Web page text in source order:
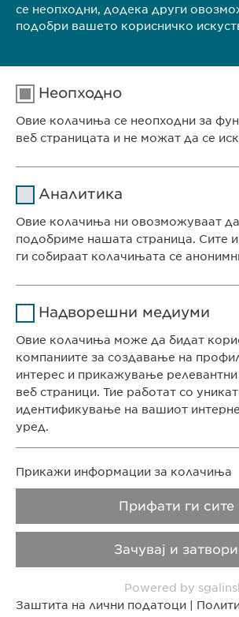
Антон Попов 1-2/3
Телефон.: +389 (0)2 511 35 99
е-пошта:info@ewopharma.mk
Евофарма АГ
Антон Попов 1-2/3
Скопје, Северна
КОНТАКТ
Заштита на лични
податоци
Импресум Правни
Copyright ©
се неопходни, додека други
подобри вашето корисничко
Неопходно
Овие колачиња се неопходни за
веб страницата и не можат да се
sgalinski
Времетраење
Цел
согласност за
Аналитика
Овие колачиња ни овозможуваат
подобриме нашата страница. Сите
ги собираат колачињата се
Google
Времетраење
Име vuid
услуги
Vimeo
2 years
Цел
Collects data on
website.
Надворешни медиуми
Овие колачиња може да бидат
компаниите за создавање на
интерес и прикажување релевантни
веб страници. Тие работат со
идентификување на вашиот
уред.
LinkedIn
2 години
Tracking the use
services.
Прикажи информации за колачиња
Зачувај и затвори
Прифати ги сите
Powered by
Заштита на лични податоци